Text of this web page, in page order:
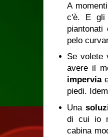
A
c'è. E gli
pelo
Se volete
avere il
impervia
piedi.
Una
di cui io
cabina